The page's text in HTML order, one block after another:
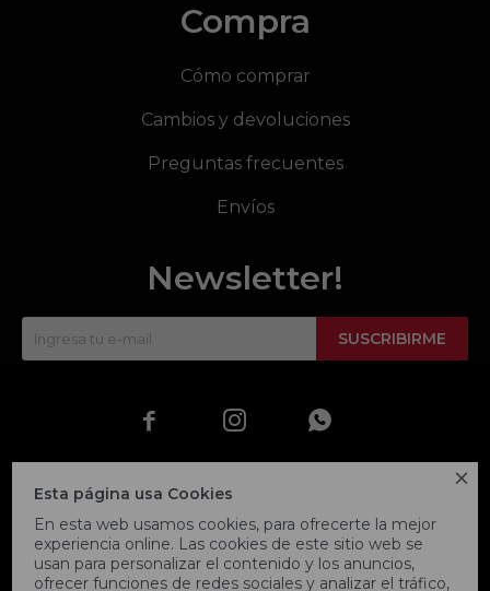

Esta página usa Cookies
En esta web usamos cookies, para ofrecerte la mejor
experiencia online. Las cookies de este sitio web se
usan para personalizar el contenido y los anuncios,
ofrecer funciones de redes sociales y analizar el tráfico,
Compra
Cómo comprar
Cambios y devoluciones
Preguntas frecuentes
Envíos
Newsletter!
SUSCRIBIRME
  